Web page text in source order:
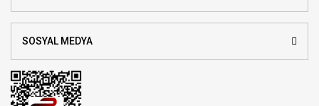
SOSYAL MEDYA